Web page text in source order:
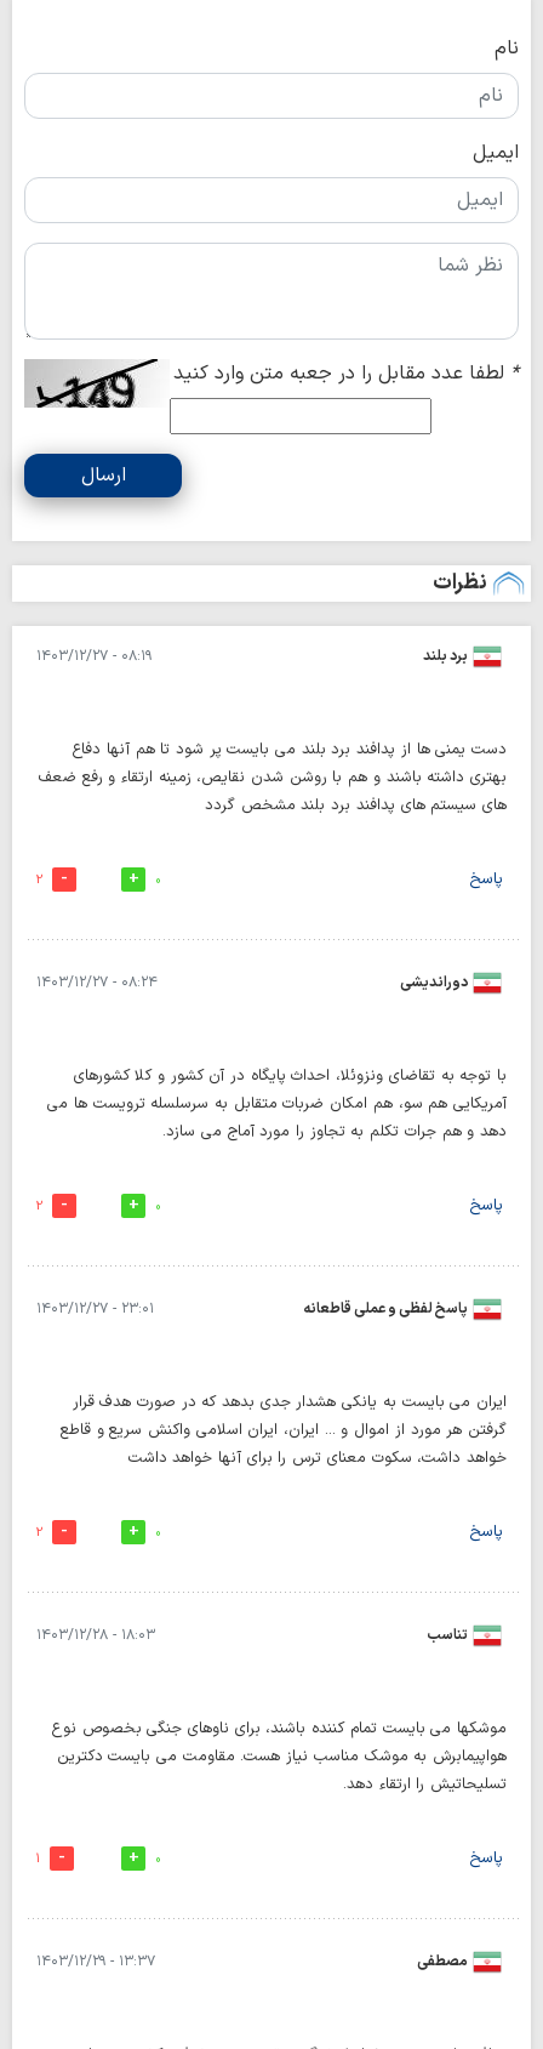
نام
ایمیل
* لطفا عدد مقابل را در جعبه متن وارد کنید
ارسال
نظرات
برد بلند ۰۸:۱۹ - ۱۴۰۳/۱۲/۲۷
دست یمنی ها از پدافند برد بلند می بایست پر شود تا هم آنها دفاع
بهتری داشته باشند و هم با روشن شدن نقایص، زمینه ارتقاء و رفع ضعف
های سیستم های پدافند برد بلند مشخص گردد
پاسخ 0
2
دوراندیشی ۰۸:۲۴ - ۱۴۰۳/۱۲/۲۷
با توجه به تقاضای ونزوئلا، احداث پایگاه در آن کشور و کلا کشورهای
آمریکایی هم سو، هم امکان ضربات متقابل به سرسلسله ترویست ها می
دهد و هم جرات تکلم به تجاوز را مورد آماج می سازد.
پاسخ 0
2
پاسخ لفظی و عملی قاطعانه ۲۳:۰۱ - ۱۴۰۳/۱۲/۲۷
ایران می بایست به یانکی هشدار جدی بدهد که در صورت هدف قرار
گرفتن هر مورد از اموال و ... ایران، ایران اسلامی واکنش سریع و قاطع
خواهد داشت، سکوت معنای ترس را برای آنها خواهد داشت
پاسخ 0
2
تناسب ۱۸:۰۳ - ۱۴۰۳/۱۲/۲۸
موشکها می بایست تمام کننده باشند، برای ناوهای جنگی بخصوص نوع
هواپیمابرش به موشک مناسب نیاز هست. مقاومت می بایست دکترین
تسلیحاتیش را ارتقاء دهد.
پاسخ 0
1
مصطفی ۱۳:۳۷ - ۱۴۰۳/۱۲/۲۹